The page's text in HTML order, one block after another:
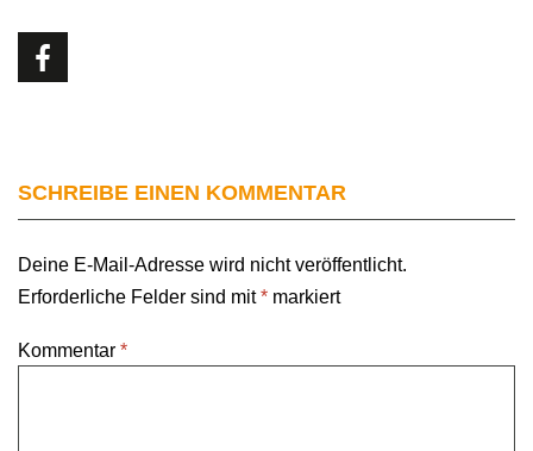
SCHREIBE EINEN KOMMENTAR
Deine E-Mail-Adresse wird nicht veröffentlicht.
Erforderliche Felder sind mit* markiert
Kommentar *